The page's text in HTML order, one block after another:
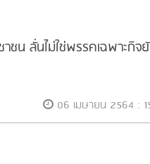
น ลั่นไม่ใช่พรรคเฉพาะกิจ
06 เมษายน 2564 :